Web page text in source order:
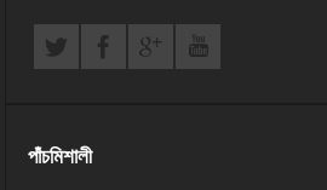
পাঁচমিশালী